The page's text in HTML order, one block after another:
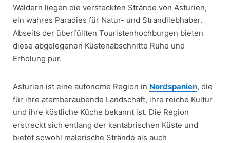
Wäldern liegen die versteckten Strände von Asturien,
ein wahres Paradies für Natur- und Strandliebhaber.
Abseits der überfüllten Touristenhochburgen bieten
diese abgelegenen Küstenabschnitte Ruhe und
Erholung pur.
Asturien ist eine autonome Region in Nordspanien, die
für ihre atemberaubende Landschaft, ihre reiche Kultur
und ihre köstliche Küche bekannt ist. Die Region
erstreckt sich entlang der kantabrischen Küste und
bietet sowohl malerische Strände als auch